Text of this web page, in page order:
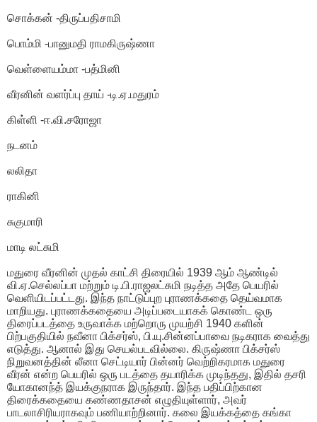
சொக்கன் -திருப்பதிசாமி
பொம்மி -பானுமதி ராமகிருஷ்ணா
வெள்ளையம்மா -பத்மினி
வீரனின் வளர்ப்பு தாய் -டி.ஏ.மதுரம்
கிள்ளி -ஈ.வி.சரோஜா
நடனம்
லலிதா
ராகினி
சுகுமாரி
மாடி லட்சுமி
மதுரை வீரனின் முதல் காட்சி திரையில் 1939 ஆம் ஆண்டில்
வி.ஏ.செல்லப்பா மற்றும் டி.பி.ராஜலட்சுமி நடித்த அதே பெயரில்
வெளியிடப்பட்டது. இந்த நாட்டுப்புற புராணக்கதை தெய்வமாக
மாறியது. புராணக்கதையை அடிப்படையாகக் கொண்ட ஒரு
திரைப்படத்தை உருவாக்க மற்றொரு முயற்சி 1940 களின்
பிற்பகுதியில் நவீனா பிக்சர்ஸ், பி.யு.சின்னப்பாவை நடிகராக வைத்து
எடுத்து. ஆனால் இது செயல்படவில்லை. கிருஷ்ணா பிக்சர்ஸ்
நிறுவனத்தின் லீனா செட்டியார் பின்னர் வெற்றிகரமாக மதுரை
வீரன் என்ற பெயரில் ஒரு படத்தை தயாரிக்க முடிந்தது, இதில் தசரி
யோகானந்த் இயக்குநராக இருந்தார். இந்த பதிப்பிற்கான
திரைக்கதையை கண்ணதாசன் எழுதியுள்ளார், அவர்
பாடலாசிரியராகவும் பணியாற்றினார். கலை இயக்கத்தை கங்கா